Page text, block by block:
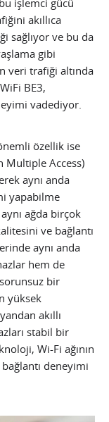
işlemci gücü
akıllıca
sağlıyor ve bu da
gibi
veri trafiği altında
BE3,
vadediyor.
özellik ise
Multiple Access)
aynı anda
yapabilme
ağda birçok
ve bağlantı
aynı anda
hem de
bir
yüksek
akıllı
stabil bir
Wi-Fi ağının
deneyimi